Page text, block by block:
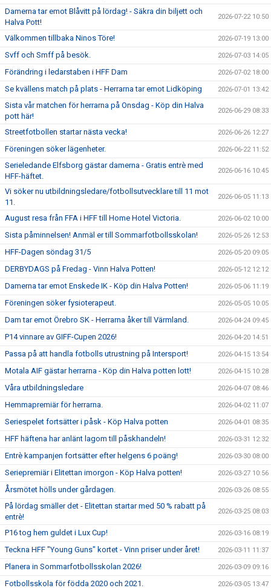
Damerna tar emot Blåvitt på lördag! - Säkra din biljett och
Halva Pott!
2026-07-22 10:50
Välkommen tillbaka Ninos Töre! 2026-07-19 13:00
Svff och Smff på besök. 2026-07-03 14:05
Förändring i ledarstaben i HFF Dam 2026-07-02 18:00
Se kvällens match på plats - Herrarna tar emot Lidköping 2026-07-01 13:42
Sista vår matchen för herrarna på Onsdag - Köp din Halva
pott här!
2026-06-29 08:33
Streetfotbollen startar nästa vecka! 2026-06-26 12:27
Föreningen söker lägenheter. 2026-06-22 11:52
Serieledande Elfsborg gästar damerna - Gratis entrè med
HFF-häftet.
2026-06-16 10:45
Vi söker nu utbildningsledare/fotbollsutvecklare till 11 mot
11.
2026-06-05 11:13
August resa från FFA i HFF till Home Hotel Victoria. 2026-06-02 10:00
Sista påminnelsen! Anmäl er till Sommarfotbollsskolan! 2026-05-26 12:53
HFF-Dagen söndag 31/5 2026-05-20 09:05
DERBYDAGS på Fredag - Vinn Halva Potten! 2026-05-12 12:12
Damerna tar emot Enskede IK - Köp din Halva Potten! 2026-05-06 11:19
Föreningen söker fysioterapeut. 2026-05-05 10:05
Dam tar emot Örebro SK - Herrarna åker till Värmland. 2026-04-24 09:45
P14 vinnare av GIFF-Cupen 2026! 2026-04-20 14:51
Passa på att handla fotbolls utrustning på Intersport! 2026-04-15 13:54
Motala AIF gästar herrarna - Köp din Halva potten lott! 2026-04-15 10:28
Våra utbildningsledare 2026-04-07 08:46
Hemmapremiär för herrarna. 2026-04-02 11:07
Seriespelet fortsätter i påsk - Köp Halva potten 2026-04-01 08:35
HFF häftena har anlänt lagom till påskhandeln! 2026-03-31 12:32
Entrè kampanjen fortsätter efter helgens 6 poäng! 2026-03-30 08:00
Seriepremiär i Elitettan imorgon - Köp Halva potten! 2026-03-27 10:56
Årsmötet hölls under gårdagen. 2026-03-26 08:55
På lördag smäller det - Elitettan startar med 50 % rabatt på
entrè!
2026-03-25 08:03
P16 tog hem guldet i Lux Cup! 2026-03-16 08:19
Teckna HFF "Young Guns" kortet - Vinn priser under året! 2026-03-11 11:37
Planera in Sommarfotbollsskolan 2026! 2026-03-09 09:16
Fotbollsskola för födda 2020 och 2021. 2026-03-05 13:47